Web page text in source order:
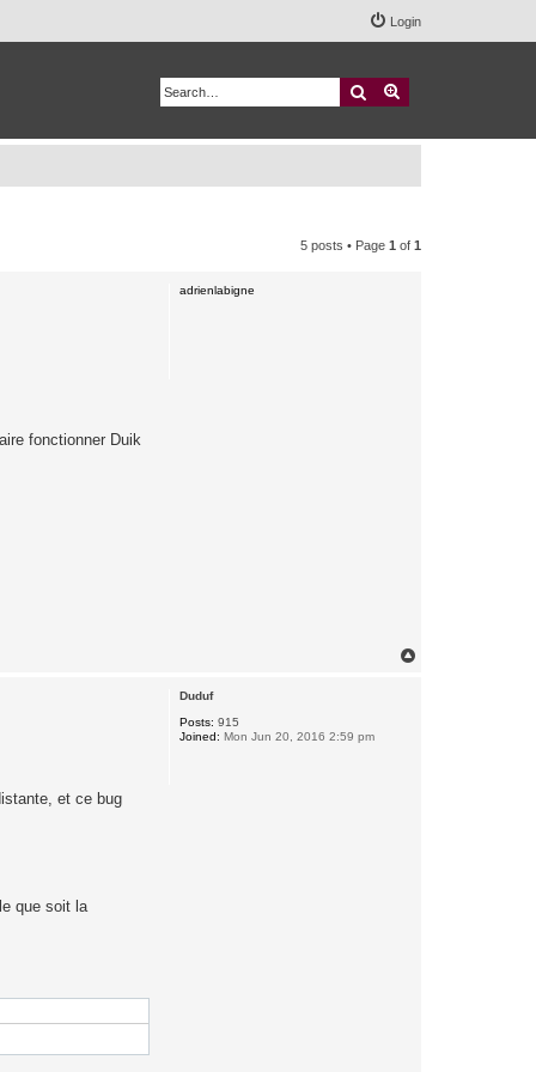
Login
Search
5 posts • Page 1 of 1
adrienlabigne
fonctionner Duik
Duduf
Posts: 915
Joined: Mon Jun 20, 2016 2:59 pm
et ce bug
que soit la